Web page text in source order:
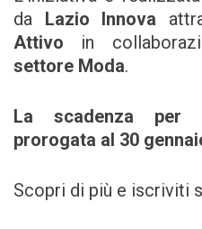
da Lazio Innova
Attivo in
settore Moda.
La scadenza per
prorogata al 30
Scopri di più e iscriviti